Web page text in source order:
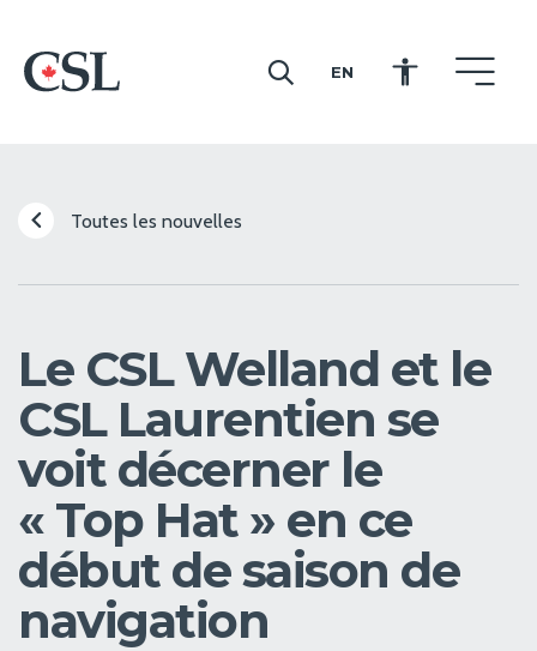
CSL
EN
Toutes les nouvelles
Le CSL Welland et le
CSL Laurentien se
voit décerner le
« Top Hat » en ce
début de saison de
navigation